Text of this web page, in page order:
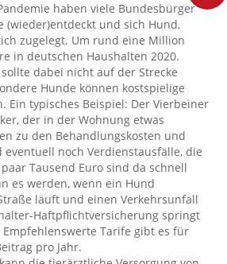
haben viele Bundesbürger
(wieder)entdeckt und sich Hund,
zugelegt. Um rund eine Million
in deutschen Haushalten 2020.
dabei nicht auf der Strecke
Hunde können kostspielige
Ein typisches Beispiel: Der Vierbeiner
der in der Wohnung etwas
zu den Behandlungskosten und
eventuell noch Verdienstausfälle, die
Tausend Euro sind da schnell
es werden, wenn ein Hund
läuft und einen Verkehrsunfall
Haftpflichtversicherung springt
Tarife gibt es für
pro Jahr.